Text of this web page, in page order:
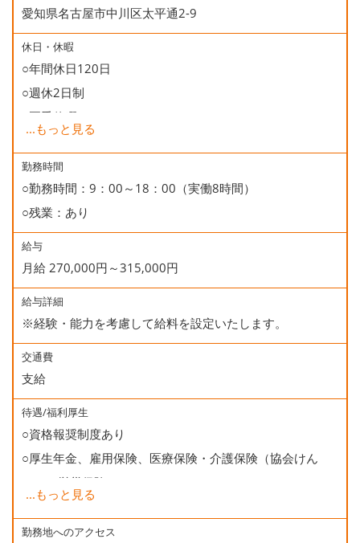
愛知県名古屋市中川区太平通2-9
休日・休暇
○年間休日120日
○週休2日制
○夏季休暇
○年末年始休暇
○慶弔休暇
○有給休暇
○誕生日休暇
...もっと見る
勤務時間
○勤務時間：9：00～18：00（実働8時間）
○残業：あり
給与
月給 270,000円～315,000円
給与詳細
※経験・能力を考慮して給料を設定いたします。
交通費
支給
待遇/福利厚生
○資格報奨制度あり
○厚生年金、雇用保険、医療保険・介護保険（協会けん
ぽ）、労災保険
○健康診断
○誕生日会
...もっと見る
勤務地へのアクセス